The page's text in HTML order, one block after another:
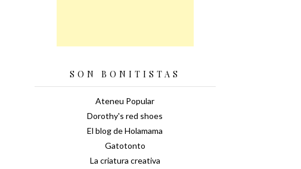
SON BONITISTAS
Ateneu Popular
Dorothy's red shoes
El blog de Holamama
Gatotonto
La criatura creativa